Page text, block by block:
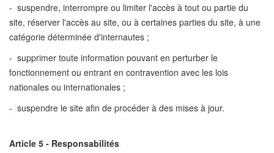
- suspendre, interrompre ou limiter l'accès à tout ou partie du
site, réserver l'accès au site, ou à certaines parties du site, à une
catégorie déterminée d'internautes ;
- supprimer toute information pouvant en perturber le
fonctionnement ou entrant en contravention avec les lois
nationales ou internationales ;
- suspendre le site afin de procéder à des mises à jour.
Article 5 - Responsabilités